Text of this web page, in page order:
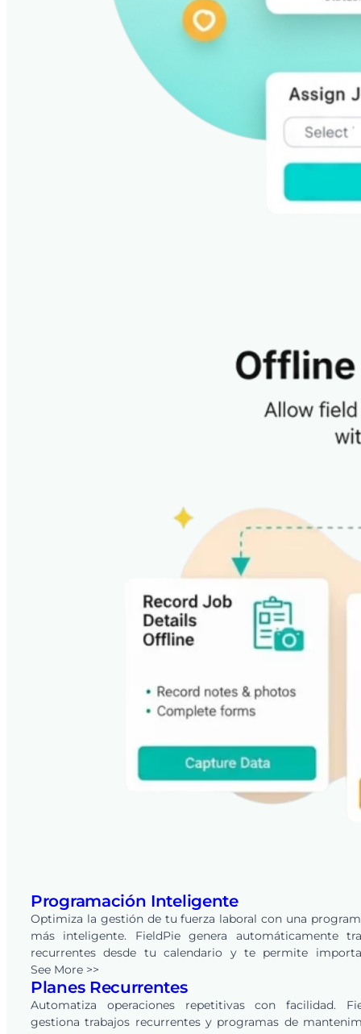
Programación Inteligente
Optimiza la gestión de tu fuerza laboral con una
más inteligente. FieldPie genera automáticamente
recurrentes desde tu calendario y te permite
horarios existentes de una sola vez, eliminando la
semanal manual. Realiza cambios en segundos,
instantáneamente a equipos y clientes, y asegúrate de
persona adecuada sea siempre asignada a la tarea
See More >>
Planes Recurrentes
Automatiza operaciones repetitivas con facilidad.
gestiona trabajos recurrentes y programas de